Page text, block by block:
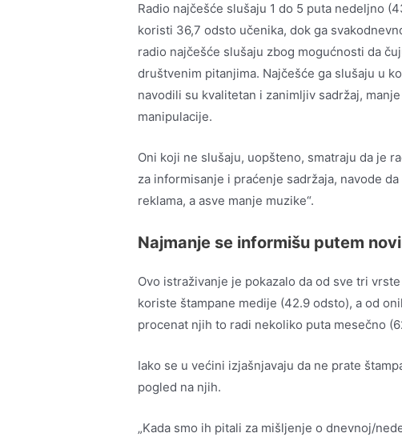
Radio najčešće slušaju 1 do 5 puta nedeljno
koristi 36,7 odsto učenika, dok ga
radio najčešće slušaju zbog mogućnosti da
društvenim pitanjima. Najčešće ga slušaju u
navodili su kvalitetan i zanimljiv sadržaj,
manipulacije.
Oni koji ne slušaju, uopšteno, smatraju da je
za informisanje i praćenje sadržaja, navode
reklama, a asve manje muzike“.
Najmanje se informišu putem
Ovo istraživanje je pokazalo da od sve tri
koriste štampane medije (42.9 odsto), a od
procenat njih to radi nekoliko puta mesečno
Iako se u većini izjašnjavaju da ne prate
pogled na njih.
„Kada smo ih pitali za mišljenje o dnevnoj/